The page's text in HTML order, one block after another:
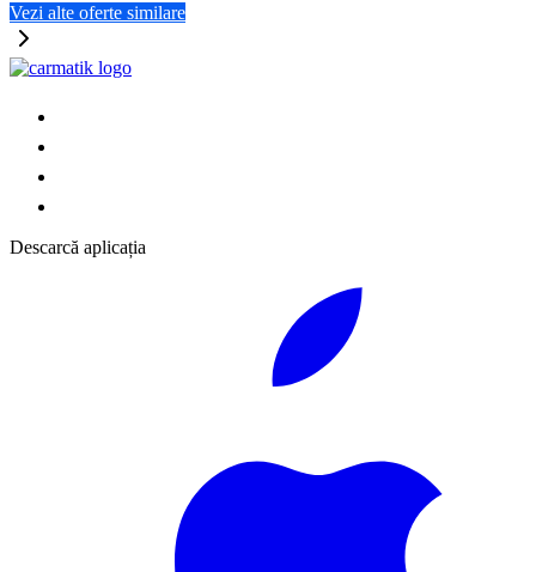
Vezi alte oferte similare
Descarcă aplicația